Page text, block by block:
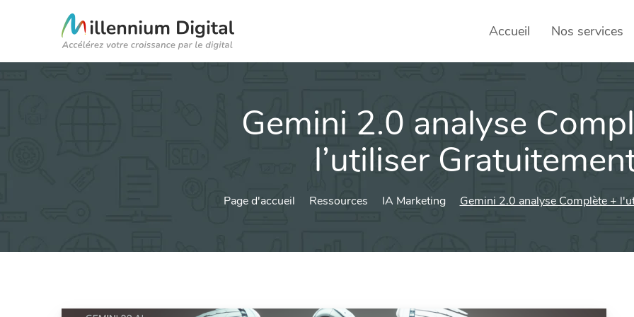
Accueil Nos services
SEO
Social
Gemini 2.0 analyse
l’utiliser
Page d'accueil Ressources IA Marketing Gemini 2.0 analyse Complète +